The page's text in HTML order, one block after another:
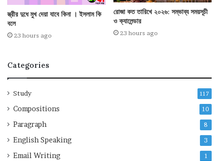
স্ত্রীর দুধে মুখ দেয়া যাবে কিনা । ইসলাম কি
বলে
23 hours ago
রোজা কত তারিখে ২০২৬: সম্ভাব্য সময়সূচী
ও ক্যালেন্ডার
23 hours ago
Categories
Study 117
Compositions 10
Paragraph 8
English Speaking 3
Email Writing 1